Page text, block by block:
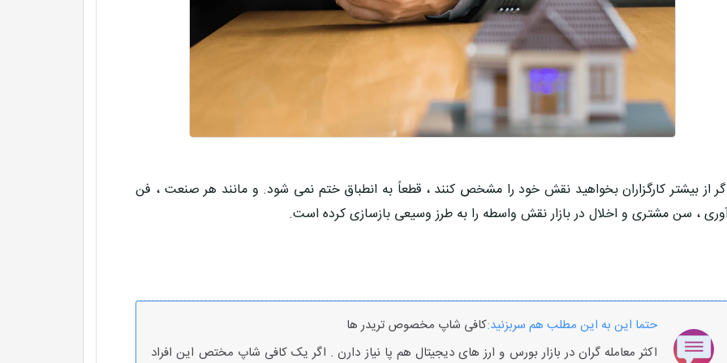
از بیشتر کارگزاران بخواهید نقش خود را مشخص کنند ، قطعاً به انطباق ختم نمی شود. و مانند هر صنعت ، فن
، سن مشتری و اخلال در بازار نقش واسطه را به طرز وسیعی بازسازی کرده است.
حتما این به این مطلب هم سربزنید:کافی شاپ مخصوص تریدر ها
اکثر معامله گران در بازار بورس و ارز های دیجیتال هم پا نیاز دارن . اگر یک کافی شاپ مختص این افراد